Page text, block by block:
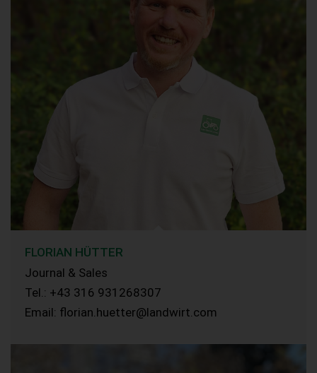
FLORIAN HÜTTER
Journal & Sales
Tel.: +43 316 931268307
Email: florian.huetter@landwirt.com